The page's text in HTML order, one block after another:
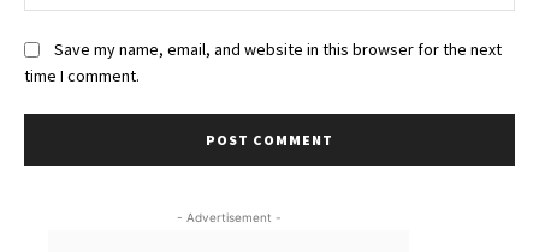
Save my name, email, and website in this browser for the next
time I comment.
- Advertisement -